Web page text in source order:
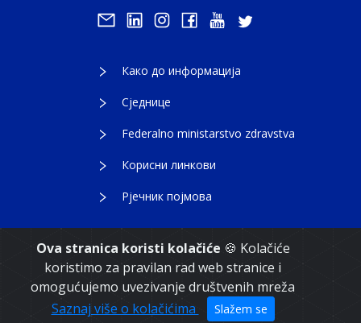
Ova stranica koristi kolačiće 🍪 Kolačiće
koristimo za pravilan rad web stranice i
omogućujemo uvezivanje društvenih mreža
Saznaj više o kolačićima
Slažem se
Како до информација
Сједнице
Federalno ministarstvo zdravstva
Корисни линкови
Рјечник појмова
Copyright 2021. Влада Федерације Босне и
Херцеговине